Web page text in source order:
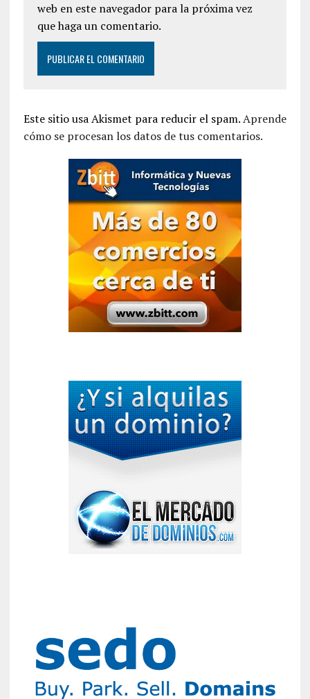
web en este navegador para la próxima vez
que haga un comentario.
Este sitio usa Akismet para reducir el spam.Aprende
cómo se procesan los datos de tus comentarios.